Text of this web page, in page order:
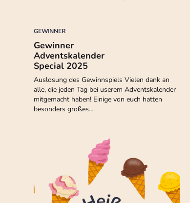
GEWINNER
Gewinner
Adventskalender
Special 2025
Auslosung des Gewinnspiels Vielen dank an
alle, die jeden Tag bei userem Adventskalender
mitgemacht haben! Einige von euch hatten
besonders großes…